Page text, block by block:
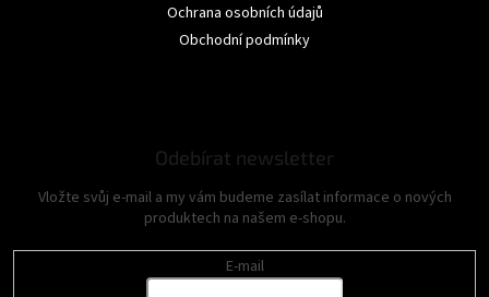
Ochrana osobních údajů
Obchodní podmínky
Odebírat newsletter
Vložte svůj e-mail a my vám budeme zasílat informace o nových
produktech na našem e-shopu.
E-mail